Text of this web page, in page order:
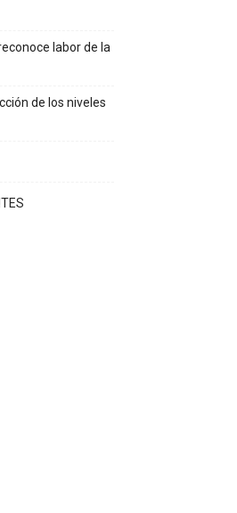
labor de la
de los niveles